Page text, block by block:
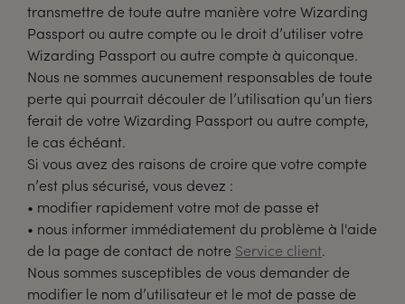
transmettre de toute autre manière votre Wizarding
Passport ou autre compte ou le droit d’utiliser votre
Wizarding Passport ou autre compte à quiconque.
Nous ne sommes aucunement responsables de toute
perte qui pourrait découler de l’utilisation qu’un tiers
ferait de votre Wizarding Passport ou autre compte,
le cas échéant.
Si vous avez des raisons de croire que votre compte
n’est plus sécurisé, vous devez :
• modifier rapidement votre mot de passe et
• nous informer immédiatement du problème à l'aide
de la page de contact de notre Service client.
Nous sommes susceptibles de vous demander de
modifier le nom d’utilisateur et le mot de passe de